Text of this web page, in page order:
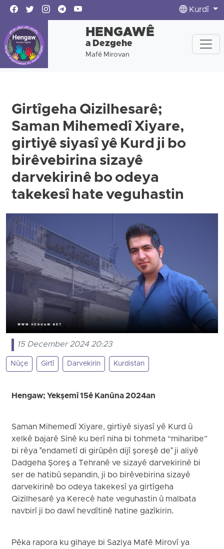
Kurdî
HENGAWÊ
a Dezgehe
Mafê Mirovan
Girtîgeha Qizilhesarê;
Saman Mihemedî Xiyare,
girtiyê siyasî yê Kurd ji bo
birêvebirina sizayê
darvekirinê bo odeya
takekesî hate veguhastin
15 December 2024 20:23
Nûçe Girtî Darvekirin Kurdistan
Hengaw; Yekşemî 15ê Kanûna 2024an
Saman Mihemedî Xiyare, girtiyê siyasî yê Kurd û
xelkê bajarê Sinê ku berî niha bi tohmeta “miharibe”
bi rêya "endametî di girûpên dijî şoreşê de" ji aliyê
Dadgeha Şoreş a Tehranê ve sizayê darvekirinê bi
ser de hatibû sepandin, ji bo birêvebirina sizayê
darvekirinê bo odeya takekesî ya girtîgeha
Qizilhesarê ya Kerecê hate veguhastin û malbata
navbirî ji bo dawî hevdîtinê hatine gazîkirin.
Pêka rapora ku gihaye bi Saziya Mafê Mirovî ya